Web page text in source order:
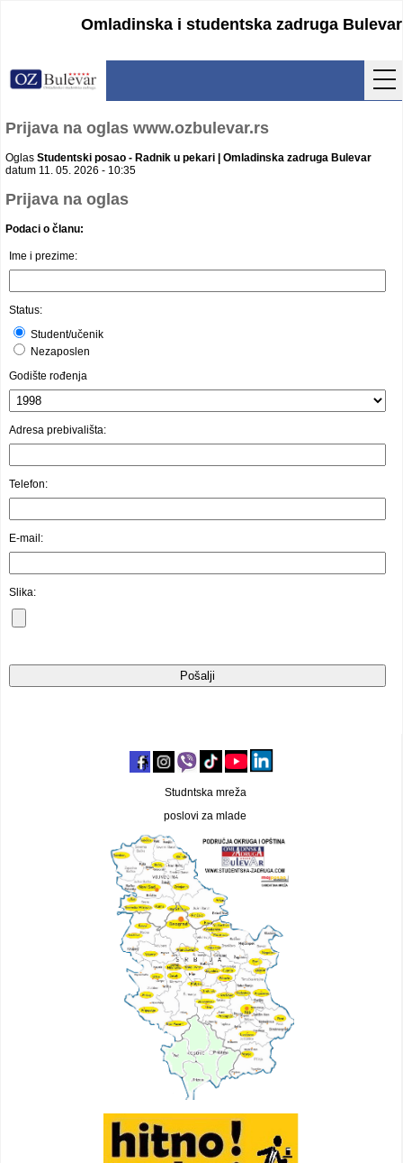
Omladinska i studentska zadruga Bulevar
Usluge
Kontakt
Studntska mreža
poslovi za mlade
Prijava na oglas www.ozbulevar.rs
Oglas Studentski posao - Radnik u pekari | Omladinska zadruga Bulevar
datum 11. 05. 2026 - 10:35
Prijava na oglas
Podaci o članu:
Ime i prezime:
Status:
Student/učenik
Nezaposlen
Godište rođenja
Adresa prebivališta:
Telefon:
E-mail:
Slika: